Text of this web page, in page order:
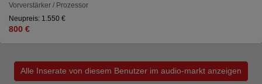
Vorverstärker / Prozessor
Neupreis: 1.550 €
800 €
Alle Inserate von diesem Benutzer im audio-markt anzeigen